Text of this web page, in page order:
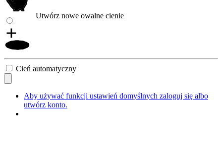
Utwórz nowe owalne cienie
Cień automatyczny
Aby używać funkcji ustawień domyślnych zaloguj się albo
utwórz konto.